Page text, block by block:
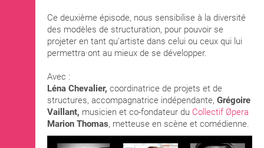
Ce deuxième épisode, nous sensibilise à la diversité
des modèles de structuration, pour pouvoir se
projeter en tant qu’artiste dans celui ou ceux qui lui
permettra·ont au mieux de se développer.
Avec :
Léna Chevalier, coordinatrice de projets et de
structures, accompagnatrice indépendante, Grégoire
Vaillant, musicien et co-fondateur du Collectif Øpera
Marion Thomas, metteuse en scène et comédienne.